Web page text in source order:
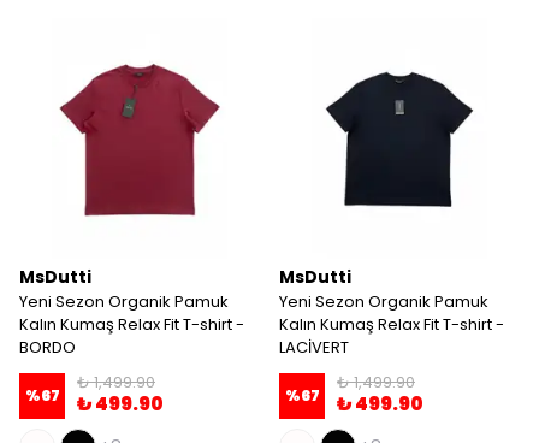
MsDutti
Yeni Sezon Organik Pamuk
Kalın Kumaş Relax Fit T-shirt -
BORDO
%67
₺ 1,499.90
₺ 499.90
MsDutti
Yeni Sezon Organik Pamuk
Kalın Kumaş Relax Fit T-shirt -
LACİVERT
%67
₺ 1,499.90
₺ 499.90